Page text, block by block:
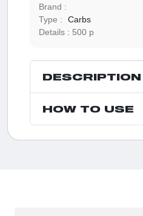
Brand :
Type :
Carbs
Details :
500 p
DESCRIPTION
HOW TO USE